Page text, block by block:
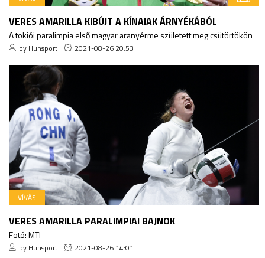
VERES AMARILLA KIBÚJT A KÍNAIAK ÁRNYÉKÁBÓL
A tokiói paralimpia első magyar aranyérme született meg csütörtökön
by Hunsport 2021-08-26 20:53
VÍVÁS
VERES AMARILLA PARALIMPIAI BAJNOK
Fotó: MTI
by Hunsport 2021-08-26 14:01